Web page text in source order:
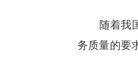
随着我
务质量的要